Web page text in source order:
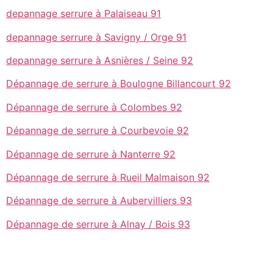
depannage serrure à Palaiseau 91
depannage serrure à Savigny / Orge 91
depannage serrure à Asnières / Seine 92
Dépannage de serrure à Boulogne Billancourt 92
Dépannage de serrure à Colombes 92
Dépannage de serrure à Courbevoie 92
Dépannage de serrure à Nanterre 92
Dépannage de serrure à Rueil Malmaison 92
Dépannage de serrure à Aubervilliers 93
Dépannage de serrure à Alnay / Bois 93